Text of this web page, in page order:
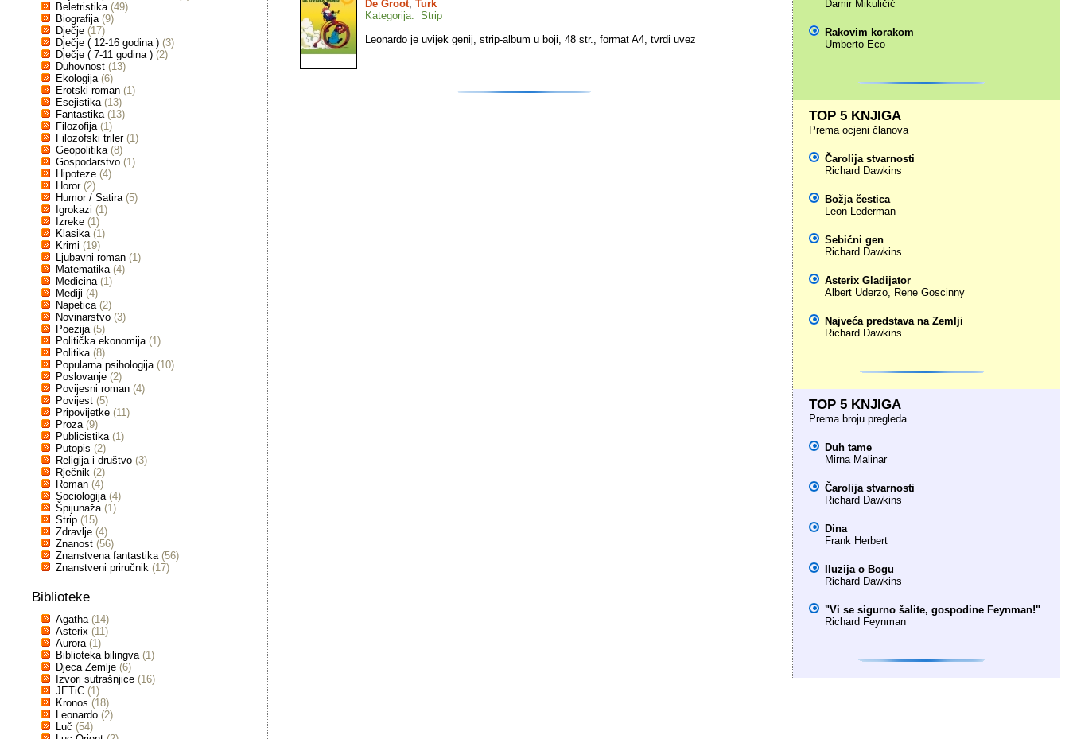
Beletristika (49)
Biografija (9)
Dječje (17)
Dječje ( 12-16 godina ) (3)
Dječje ( 7-11 godina ) (2)
Duhovnost (13)
Ekologija (6)
Erotski roman (1)
Esejistika (13)
Fantastika (13)
Filozofija (1)
Filozofski triler (1)
Geopolitika (8)
Gospodarstvo (1)
Hipoteze (4)
Horor (2)
Humor / Satira (5)
Igrokazi (1)
Izreke (1)
Klasika (1)
Krimi (19)
Ljubavni roman (1)
Matematika (4)
Medicina (1)
Mediji (4)
Napetica (2)
Novinarstvo (3)
Poezija (5)
Politička ekonomija (1)
Politika (8)
Popularna psihologija (10)
Poslovanje (2)
Povijesni roman (4)
Povijest (5)
Pripovijetke (11)
Proza (9)
Publicistika (1)
Putopis (2)
Religija i društvo (3)
Rječnik (2)
Roman (4)
Sociologija (4)
Špijunaža (1)
Strip (15)
Zdravlje (4)
Znanost (56)
Znanstvena fantastika (56)
Znanstveni priručnik (17)
Biblioteke
Agatha (14)
Asterix (11)
Aurora (1)
Biblioteka bilingva (1)
Djeca Zemlje (6)
Izvori sutrašnjice (16)
JETiC (1)
Kronos (18)
Leonardo (2)
Luč (54)
De Groot, Turk
Kategorija: Strip
Leonardo je uvijek genij, strip-album u boji, 48 str., format A4, tvrdi uvez
Damir Mikuličić
Rakovim korakom
Umberto Eco
TOP 5 KNJIGA
Prema ocjeni članova
Čarolija stvarnosti
Richard Dawkins
Božja čestica
Leon Lederman
Sebični gen
Richard Dawkins
Asterix Gladijator
Albert Uderzo, Rene Goscinny
Najveća predstava na Zemlji
Richard Dawkins
TOP 5 KNJIGA
Prema broju pregleda
Duh tame
Mirna Malinar
Čarolija stvarnosti
Richard Dawkins
Dina
Frank Herbert
Iluzija o Bogu
Richard Dawkins
"Vi se sigurno šalite, gospodine Feynman!"
Richard Feynman